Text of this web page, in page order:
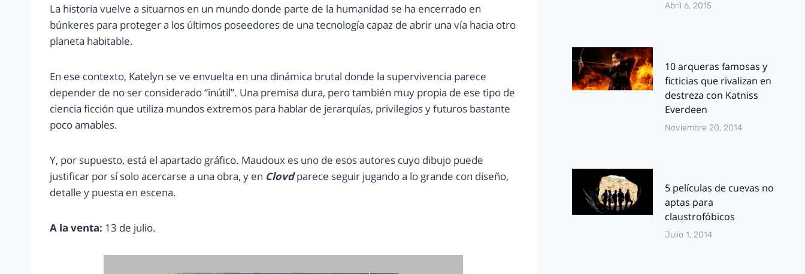
La historia vuelve a situarnos en un mundo donde parte de la humanidad se ha encerrado en
búnkeres para proteger a los últimos poseedores de una tecnología capaz de abrir una vía hacia otro
planeta habitable.
En ese contexto, Katelyn se ve envuelta en una dinámica brutal donde la supervivencia parece
depender de no ser considerado “inútil”. Una premisa dura, pero también muy propia de ese tipo de
ciencia ficción que utiliza mundos extremos para hablar de jerarquías, privilegios y futuros bastante
poco amables.
Y, por supuesto, está el apartado gráfico. Maudoux es uno de esos autores cuyo dibujo puede
justificar por sí solo acercarse a una obra, y en Clovdparece seguir jugando a lo grande con diseño,
detalle y puesta en escena.
A la venta: 13 de julio.
Abril 6, 2015
10 arqueras famosas y
ficticias que rivalizan en
destreza con Katniss
Everdeen
Noviembre 20, 2014
5 películas de cuevas no
aptas para
claustrofóbicos
Julio 1, 2014